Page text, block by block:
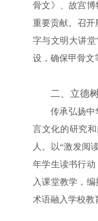
骨文》、故宫
重要贡献。召开
字与文明大讲
设，确保甲骨文
二、立德
传承弘扬中
言文化的研究
人。以“激发阅
年学生读书行
入课堂教学，
术语融入学校教